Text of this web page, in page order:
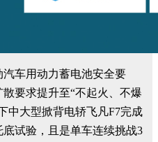
车用动力蓄电池安全要
要求提升至“不起火、不爆
中大型掀背电轿飞凡F7完成
试验，且是单车连续挑战3